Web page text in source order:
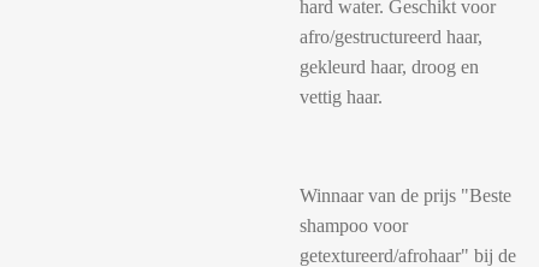
hard water. Geschikt voor
afro/gestructureerd haar,
gekleurd haar, droog en
vettig haar.
Winnaar van de prijs "Beste
shampoo voor
getextureerd/afrohaar" bij de